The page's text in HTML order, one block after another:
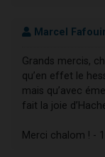
Marcel
Grands mercis,
qu’en effet le
mais qu’avec
fait la joie
Merci chalom ! -